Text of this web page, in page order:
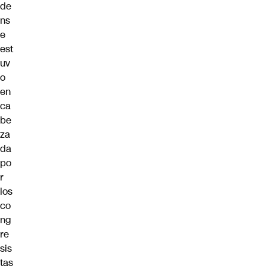
de
ns
e
est
uv
o
en
ca
be
za
da
po
r
los
co
ng
re
sis
tas